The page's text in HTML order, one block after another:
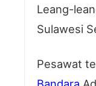
Leang-
Sulawesi
Pesawat